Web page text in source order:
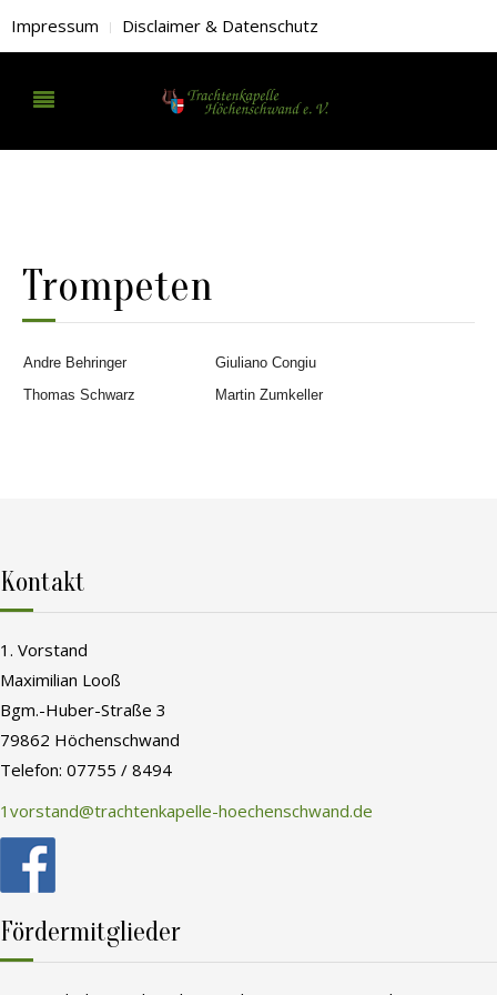
Impressum Disclaimer & Datenschutz
Trompeten
Andre Behringer
Giuliano Congiu
Thomas Schwarz
Martin Zumkeller
Kontakt
1. Vorstand
Maximilian Looß
Bgm.-Huber-Straße 3
79862 Höchenschwand
Telefon: 07755 / 8494
1vorstand@trachtenkapelle-hoechenschwand.de
Fördermitglieder